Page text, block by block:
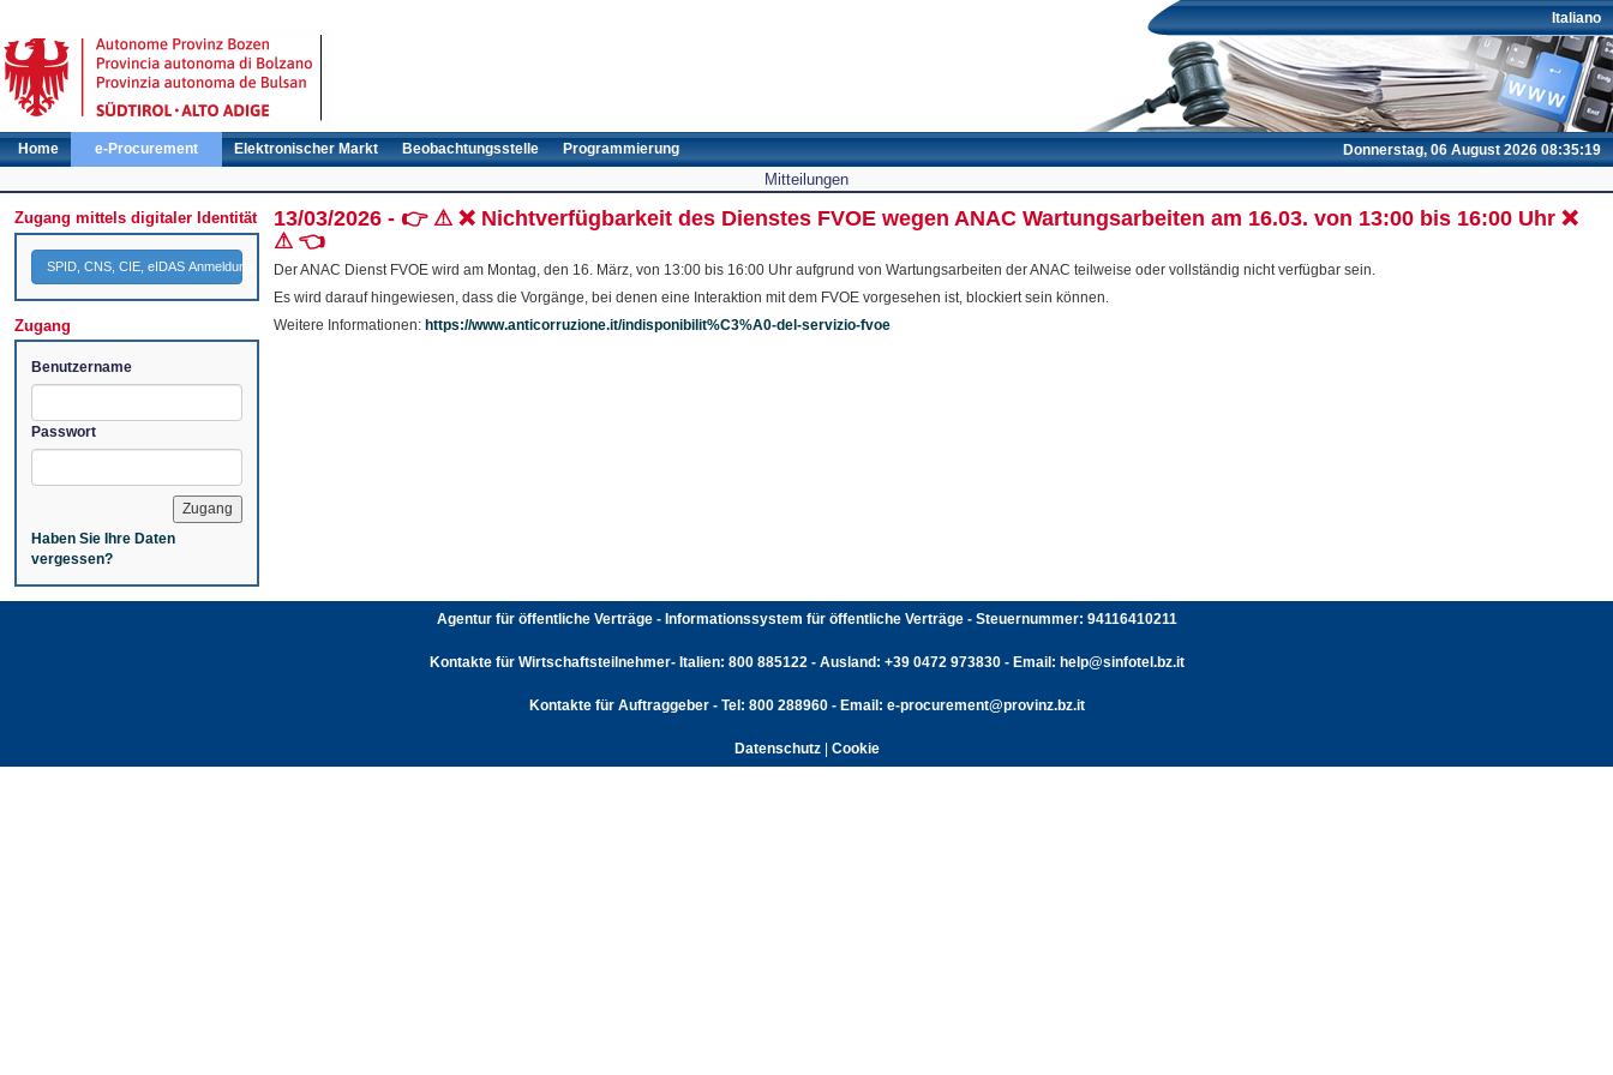
Italiano
Donnerstag, 06 August 2026 08:35:19
Home e-Procurement Elektronischer Markt Beobachtungsstelle Programmierung
Mitteilungen
Zugang mittels digitaler Identität
SPID, CNS, CIE, eIDAS Anmeldung
Zugang
Benutzername
Passwort
Haben Sie Ihre Daten
vergessen?
13/03/2026 - 👉 ⚠ ❌ Nichtverfügbarkeit des Dienstes FVOE wegen ANAC Wartungsarbeiten am 16.03. von 13:00 bis 16:00 Uhr ❌
⚠ 👈
Der ANAC Dienst FVOE wird am Montag, den 16. März, von 13:00 bis 16:00 Uhr aufgrund von Wartungsarbeiten der ANAC teilweise oder vollständig nicht verfügbar sein.
Es wird darauf hingewiesen, dass die Vorgänge, bei denen eine Interaktion mit dem FVOE vorgesehen ist, blockiert sein können.
Weitere Informationen: https://www.anticorruzione.it/indisponibilit%C3%A0-del-servizio-fvoe
Agentur für öffentliche Verträge - Informationssystem für öffentliche Verträge - Steuernummer: 94116410211
Kontakte für Wirtschaftsteilnehmer- Italien: 800 885122 - Ausland: +39 0472 973830 - Email: help@sinfotel.bz.it
Kontakte für Auftraggeber - Tel: 800 288960 - Email: e-procurement@provinz.bz.it
Datenschutz| Cookie